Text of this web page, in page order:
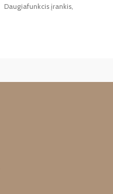
Daugiafunkcis įrankis,